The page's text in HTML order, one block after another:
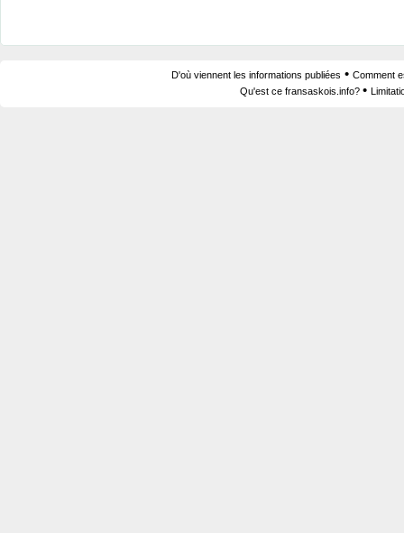
D'où viennent les informations publiées • Comment
Qu'est ce fransaskois.info? •